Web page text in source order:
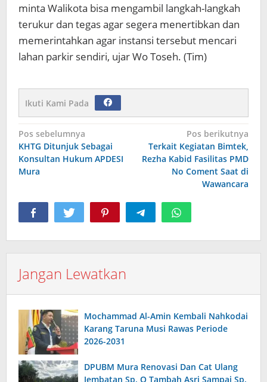
minta Walikota bisa mengambil langkah-langkah
terukur dan tegas agar segera menertibkan dan
memerintahkan agar instansi tersebut mencari
lahan parkir sendiri, ujar Wo Toseh. (Tim)
Ikuti Kami Pada
Navigasi
pos
Pos sebelumnya
KHTG Ditunjuk Sebagai
Konsultan Hukum APDESI
Mura
Pos berikutnya
Terkait Kegiatan Bimtek,
Rezha Kabid Fasilitas PMD
No Coment Saat di
Wawancara
Jangan Lewatkan
Mochammad Al-Amin Kembali Nahkodai
Karang Taruna Musi Rawas Periode
2026-2031
DPUBM Mura Renovasi Dan Cat Ulang
Jembatan Sp. Q Tambah Asri Sampai Sp.